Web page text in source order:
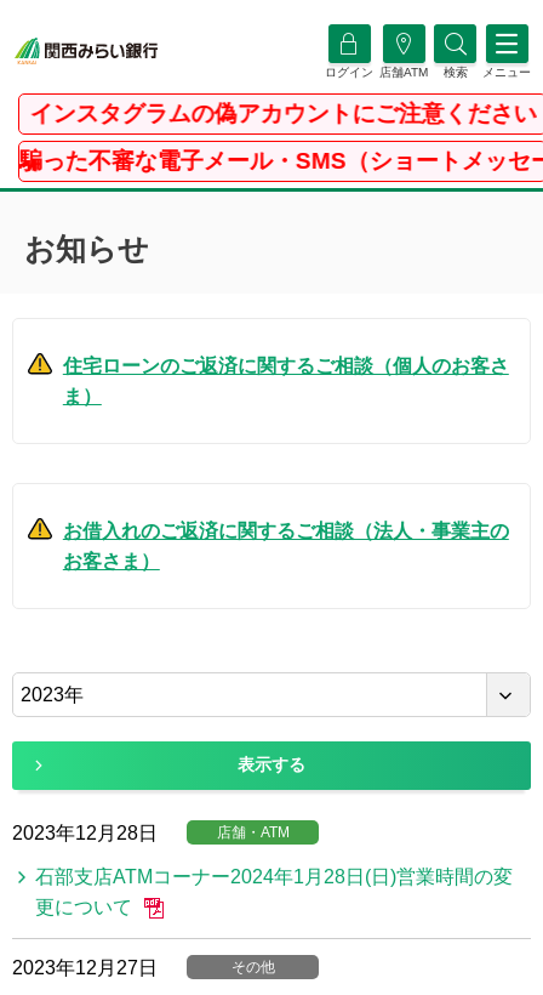
ログイン 店舗ATM 検索 メニュー
スタグラムの偽アカウントにご注意ください
審な電子メール・SMS（ショートメッセージサ
お知らせ
住宅ローンのご返済に関するご相談（個人のお客さ
ま）
お借入れのご返済に関するご相談（法人・事業主の
お客さま）
2023年
表示する
2023年12月28日 店舗・ATM
石部支店ATMコーナー2024年1月28日(日)営業時間の変
更について
2023年12月27日 その他